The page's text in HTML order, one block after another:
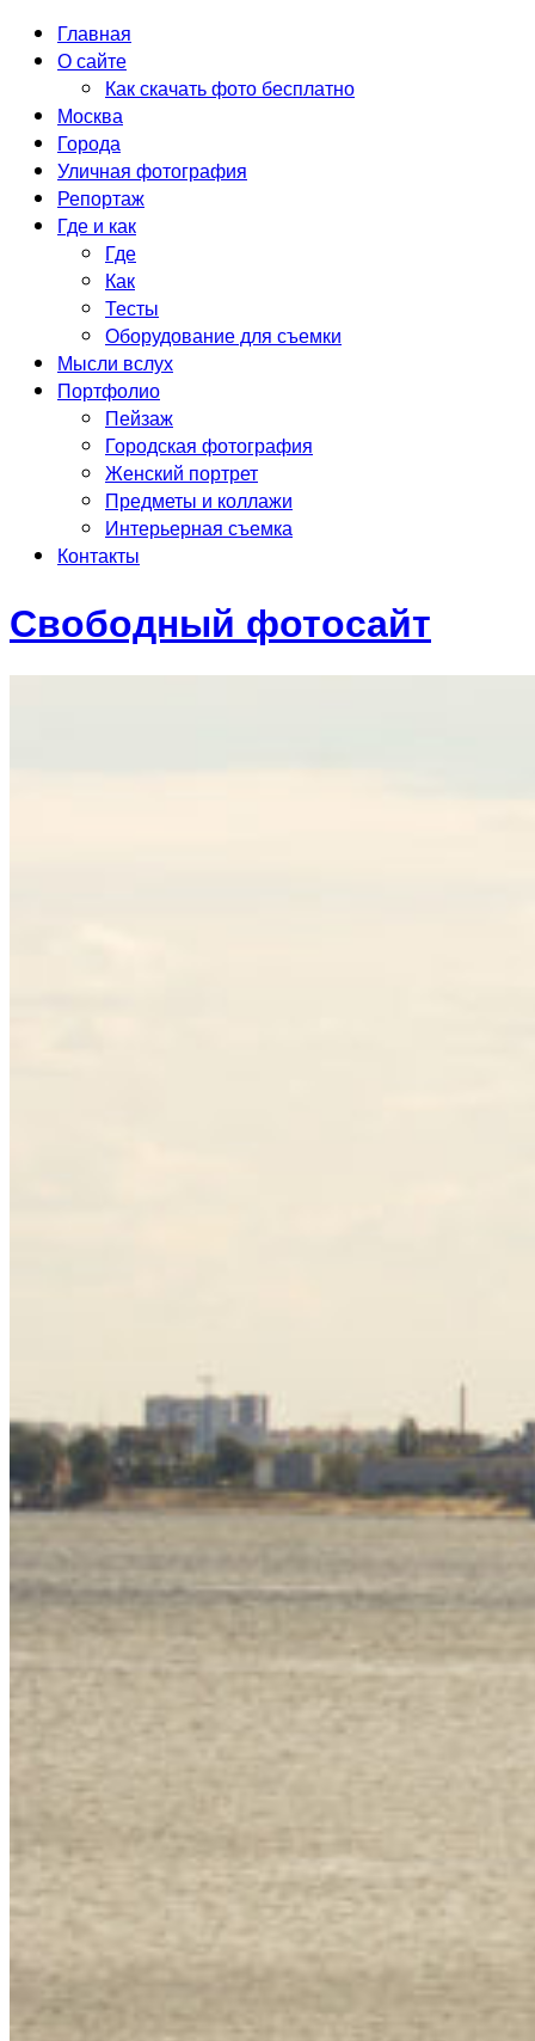
Главная
О сайте
Как скачать фото бесплатно
Москва
Города
Уличная фотография
Репортаж
Где и как
Где
Как
Тесты
Оборудование для съемки
Мысли вслух
Портфолио
Пейзаж
Городская фотография
Женский портрет
Предметы и коллажи
Интерьерная съемка
Контакты
Свободный фотосайт